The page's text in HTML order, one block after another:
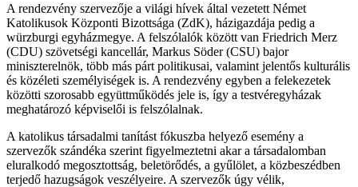
A rendezvény szervezője a világi hívek által vezetett Német
Katolikusok Központi Bizottsága (ZdK), házigazdája pedig a
würzburgi egyházmegye. A felszólalók között van Friedrich Merz
(CDU) szövetségi kancellár, Markus Söder (CSU) bajor
miniszterelnök, több más párt politikusai, valamint jelentős kulturális
és közéleti személyiségek is. A rendezvény egyben a felekezetek
közötti szorosabb együttműködés jele is, így a testvéregyházak
meghatározó képviselői is felszólalnak.
A katolikus társadalmi tanítást fókuszba helyező esemény a
szervezők szándéka szerint figyelmeztetni akar a társadalomban
eluralkodó megosztottság, beletörődés, a gyűlölet, a közbeszédben
terjedő hazugságok veszélyeire. A szervezők úgy vélik,